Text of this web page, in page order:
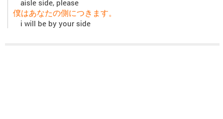
aisle side, please
僕はあなたの側につきます。
i will be by your side